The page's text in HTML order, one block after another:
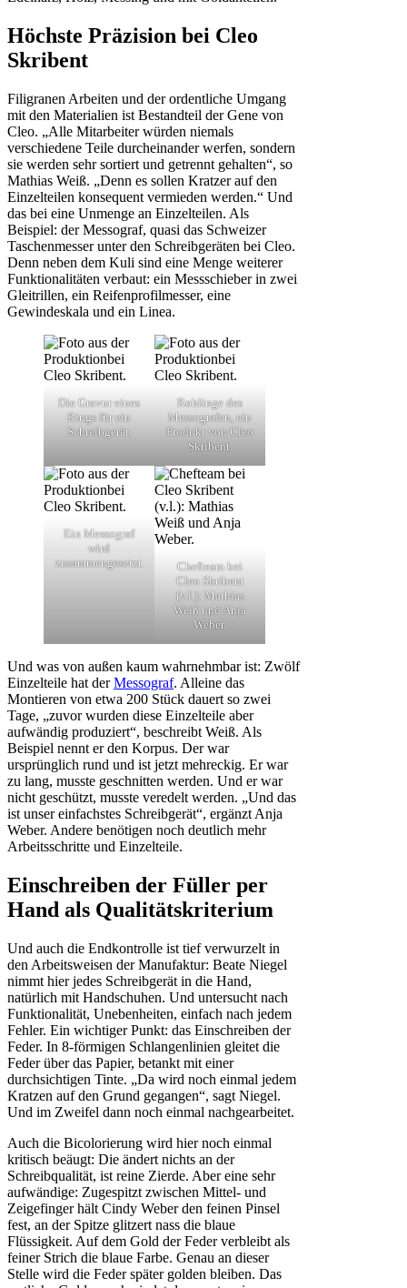
Höchste Präzision bei Cleo
Skribent
Filigranen Arbeiten und der ordentliche Umgang
mit den Materialien ist Bestandteil der Gene von
Cleo. „Alle Mitarbeiter würden niemals
verschiedene Teile durcheinander werfen, sondern
sie werden sehr sortiert und getrennt gehalten“, so
Mathias Weiß. „Denn es sollen Kratzer auf den
Einzelteilen konsequent vermieden werden.“ Und
das bei eine Unmenge an Einzelteilen. Als
Beispiel: der Messograf, quasi das Schweizer
Taschenmesser unter den Schreibgeräten bei Cleo.
Denn neben dem Kuli sind eine Menge weiterer
Funktionalitäten verbaut: ein Messschieber in zwei
Gleitrillen, ein Reifenprofilmesser, eine
Gewindeskala und ein Linea.
Die Gravur eines
Rings für ein
Schreibgerät.
Rohlinge des
Messografen, ein
Produkt von Cleo
Skribent.
Ein Messograf
wird
zusammengesetzt.
Chefteam bei
Cleo Skribent
(v.l.): Mathias
Weiß und Anja
Weber.
Und was von außen kaum wahrnehmbar ist: Zwölf
Einzelteile hat derMessograf. Alleine das
Montieren von etwa 200 Stück dauert so zwei
Tage, „zuvor wurden diese Einzelteile aber
aufwändig produziert“, beschreibt Weiß. Als
Beispiel nennt er den Korpus. Der war
ursprünglich rund und ist jetzt mehreckig. Er war
zu lang, musste geschnitten werden. Und er war
nicht geschützt, musste veredelt werden. „Und das
ist unser einfachstes Schreibgerät“, ergänzt Anja
Weber. Andere benötigen noch deutlich mehr
Arbeitsschritte und Einzelteile.
Einschreiben der Füller per
Hand als Qualitätskriterium
Und auch die Endkontrolle ist tief verwurzelt in
den Arbeitsweisen der Manufaktur: Beate Niegel
nimmt hier jedes Schreibgerät in die Hand,
natürlich mit Handschuhen. Und untersucht nach
Funktionalität, Unebenheiten, einfach nach jedem
Fehler. Ein wichtiger Punkt: das Einschreiben der
Feder. In 8-förmigen Schlangenlinien gleitet die
Feder über das Papier, betankt mit einer
durchsichtigen Tinte. „Da wird noch einmal jedem
Kratzen auf den Grund gegangen“, sagt Niegel.
Und im Zweifel dann noch einmal nachgearbeitet.
Auch die Bicolorierung wird hier noch einmal
kritisch beäugt: Die ändert nichts an der
Schreibqualität, ist reine Zierde. Aber eine sehr
aufwändige: Zugespitzt zwischen Mittel- und
Zeigefinger hält Cindy Weber den feinen Pinsel
fest, an der Spitze glitzert nass die blaue
Flüssigkeit. Auf dem Gold der Feder verbleibt als
feiner Strich die blaue Farbe. Genau an dieser
Stelle wird die Feder später golden bleiben. Das